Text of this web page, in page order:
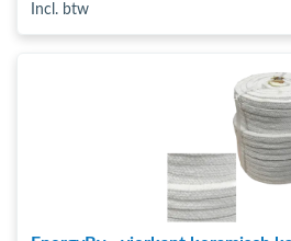
Incl. btw